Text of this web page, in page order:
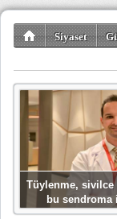
Siyaset
Tüylenme, sivilce
bu sendroma